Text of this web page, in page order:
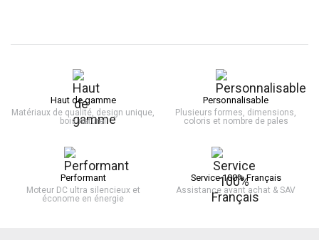
Haut de gamme
Matériaux de qualité, design unique,
bois naturel
Personnalisable
Plusieurs formes, dimensions,
coloris et nombre de pales
Performant
Moteur DC ultra silencieux et
économe en énergie
Service 100% Français
Assistance avant achat & SAV